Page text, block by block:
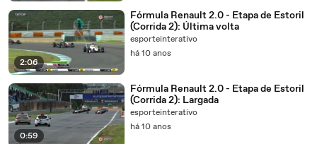
2:06
Fórmula Renault 2.0 - Etapa de Estoril
(Corrida 2): Última volta
esporteinterativo
há 10 anos
0:59
Fórmula Renault 2.0 - Etapa de Estoril
(Corrida 2): Largada
esporteinterativo
há 10 anos